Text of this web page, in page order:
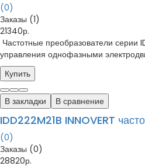
(0)
Заказы (1)
21340р.
Частотные преобразователи серии
управления однофазными
Купить
В закладки В сравнение
IDD222M21B INNOVERT
(0)
Заказы (0)
28820р.